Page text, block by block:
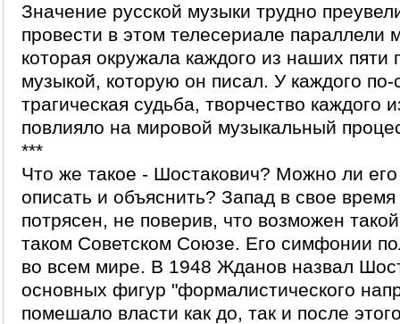
Значение русской музыки трудно
провести в этом телесериале параллели
которая окружала каждого из наших пяти
музыкой, которую он писал. У каждого по-
трагическая судьба, творчество каждого
повлияло на мировой музыкальный
***
Что же такое - Шостакович? Можно ли его
описать и объяснить? Запад в свое
потрясен, не поверив, что возможен
таком Советском Союзе. Его симфонии
во всем мире. В 1948 Жданов назвал
основных фигур "формалистического
помешало власти как до, так и после